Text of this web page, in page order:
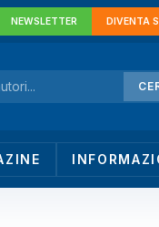
NEWSLETTER DIVENTA